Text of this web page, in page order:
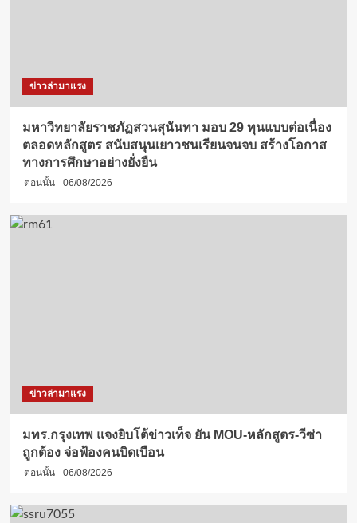
ข่าวล่ามาแรง
มหาวิทยาลัยราชภัฏสวนสุนันทา มอบ 29 ทุนแบบต่อเนื่อง
ตลอดหลักสูตร สนับสนุนเยาวชนเรียนจนจบ สร้างโอกาส
ทางการศึกษาอย่างยั่งยืน
ตอนนั้น 06/08/2026
ข่าวล่ามาแรง
มทร.กรุงเทพ แจงยิบโต้ข่าวเท็จ ยัน MOU-หลักสูตร-วีซ่า
ถูกต้อง จ่อฟ้องคนบิดเบือน
ตอนนั้น 06/08/2026